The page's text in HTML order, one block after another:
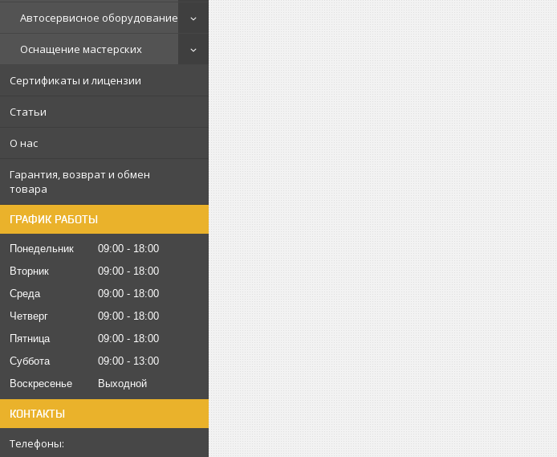
Автосервисное оборудование
Оснащение мастерских
Сертификаты и лицензии
Статьи
О нас
Гарантия, возврат и обмен
товара
ГРАФИК РАБОТЫ
Понедельник 09:00
18:00
Вторник
09:00
18:00
Среда
09:00
18:00
Четверг
09:00
18:00
Пятница
09:00
18:00
Суббота
09:00
13:00
Воскресенье
Выходной
КОНТАКТЫ